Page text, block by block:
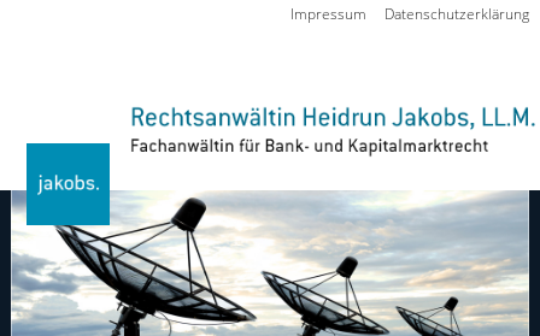
Zur Navigation springen Datenschutzerklärung
Impressum